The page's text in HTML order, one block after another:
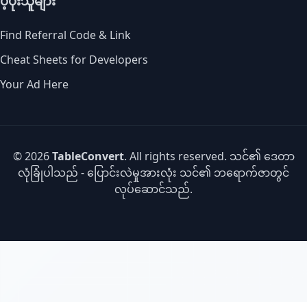
Find Referral Code & Link
Cheat Sheets for Developers
Your Ad Here
© 2026TableConvert. All rights reserved. သင်၏ ဒေတာ
လုံခြုံပါသည် - ပြောင်းလဲမှုအားလုံး သင်၏ ဘရောက်ဇာတွင်
လုပ်ဆောင်သည်.